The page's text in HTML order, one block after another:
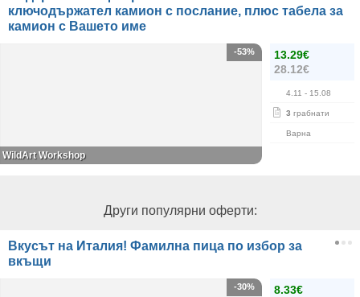
ключодържател камион с послание, плюс табела за
камион с Вашето име
13.29€
28.12€
4.11 - 15.08
3 грабнати
Варна
-53%
WildArt Workshop
Други популярни оферти:
Вкусът на Италия! Фамилна пица по избор за
вкъщи
8.33€
-30%